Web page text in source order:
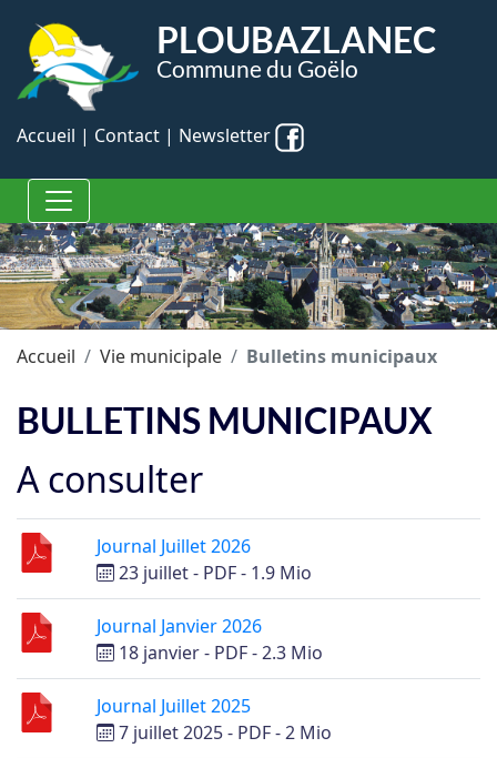
PLOUBAZLANEC
Commune du Goëlo
Accueil | Contact | Newsletter
Accueil Vie municipale Bulletins municipaux
BULLETINS MUNICIPAUX
A consulter
Journal Juillet 2026
23 juillet- PDF- 1.9 Mio
Journal Janvier 2026
18 janvier- PDF-2.3 Mio
Journal Juillet 2025
7 juillet 2025- PDF-2 Mio